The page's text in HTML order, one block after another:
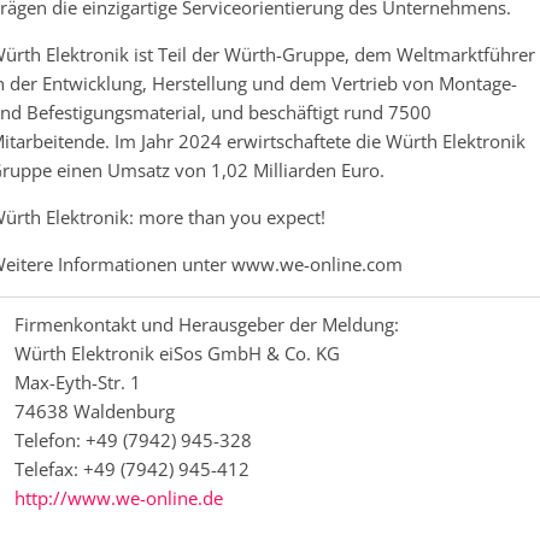
die einzigartige Serviceorientierung des Unternehmens.
Elektronik ist Teil der Würth-Gruppe, dem Weltmarktführer
der Entwicklung, Herstellung und dem Vertrieb von Montage-
Befestigungsmaterial, und beschäftigt rund 7500
Im Jahr 2024 erwirtschaftete die Würth Elektronik
einen Umsatz von 1,02 Milliarden Euro.
Elektronik: more than you expect!
Informationen unter www.we-online.com
Firmenkontakt und Herausgeber der Meldung:
Würth Elektronik eiSos GmbH & Co. KG
Max-Eyth-Str. 1
74638 Waldenburg
Telefon: +49 (7942) 945-328
Telefax: +49 (7942) 945-412
http://www.we-online.de